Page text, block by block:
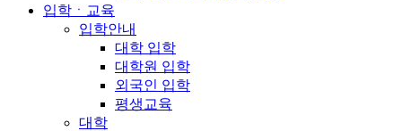
입학ㆍ교육
입학안내
대학 입학
대학원 입학
외국인 입학
평생교육
대학